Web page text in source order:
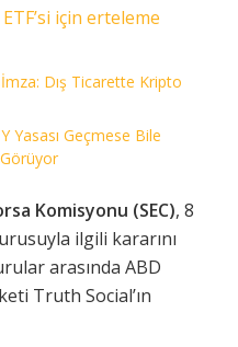
için erteleme
Dış Ticarette Kripto
Yasası Geçmese Bile
Komisyonu (SEC), 8
ilgili kararını
arasında ABD
Truth Social’ın